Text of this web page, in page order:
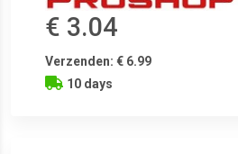
€ 3.04
Verzenden: € 6.99
10 days